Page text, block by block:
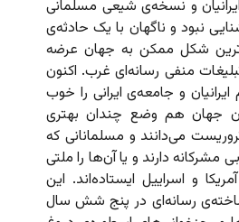
و نسخه‌ی شیعی مسلمانی
نبود و ناگهان با یک حادثه‌ی
شکل ممکن به جهان عرضه
منفی رسانه‌ای غرب. اکنون
و جامعه‌ی ایرانی را خوب
جهان هم وضع چندان بهتری
تروریست می‌دانند و مسلمانانی که
مشرکانه دارند و یا آن‌ها را ملتی
و اسراییل ایستاده‌اند. این
رسانه‌ای در پنج شش سال